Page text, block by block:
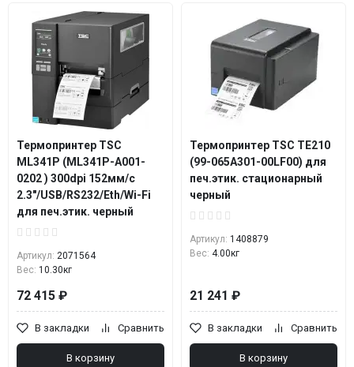
Термопринтер TSC
ML341P (ML341P-A001-
0202 ) 300dpi 152мм/с
2.3"/USB/RS232/Eth/Wi-Fi
для печ.этик. черный
Артикул: 2071564
Вес: 10.30кг
72 415 ₽
В закладки Сравнить
В корзину
Термопринтер TSC TE210
(99-065A301-00LF00) для
печ.этик. стационарный
черный
Артикул: 1408879
Вес: 4.00кг
21 241 ₽
В закладки Сравнить
В корзину